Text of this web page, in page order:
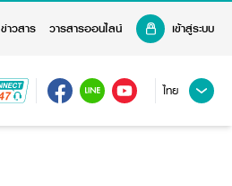
ข่าวสาร วารสารออนไลน์ เข้าสู่ระบบ
ไทย